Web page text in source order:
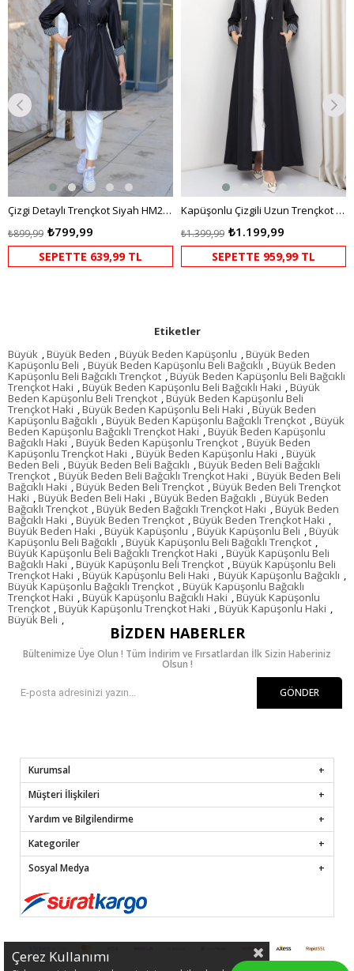
Çizgi Detaylı Trençkot Siyah HM2283
₺799,99
₺899,99
SEPETTE 639,99 TL
Kapüşonlu Çizgili Uzun Trençkot Siyah HM2332
₺1.199,99
₺1.399,99
SEPETTE 959,99 TL
Etiketler
Büyük
Büyük Beden Büyük Beden Kapüşonlu Büyük Beden
Kapüşonlu Beli Büyük Beden Kapüşonlu Beli Bağcıklı Büyük Beden
Kapüşonlu Beli Bağcıklı Trençkot ,Büyük Beden Kapüşonlu Beli Bağcıklı
Trençkot Haki Büyük Beden Kapüşonlu Beli Bağcıklı Haki Büyük
Beden Kapüşonlu Beli Trençkot , Büyük Beden Kapüşonlu Beli
Trençkot Haki Büyük Beden Kapüşonlu Beli Haki Büyük Beden
Kapüşonlu Bağcıklı Büyük Beden Kapüşonlu Bağcıklı Trençkot Büyük
Beden Kapüşonlu Bağcıklı Trençkot Haki Büyük Beden Kapüşonlu
Bağcıklı Haki Büyük Beden Kapüşonlu Trençkot Büyük Beden
Kapüşonlu Trençkot Haki Büyük Beden Kapüşonlu Haki Büyük
Beden Beli Büyük Beden Beli Bağcıklı Büyük Beden Beli Bağcıklı
Trençkot Büyük Beden Beli Bağcıklı Trençkot Haki Büyük Beden Beli
Bağcıklı Haki ,Büyük Beden Beli Trençkot , Büyük Beden Beli Trençkot
Haki Büyük Beden Beli Haki Büyük Beden Bağcıklı Büyük Beden
Bağcıklı Trençkot Büyük Beden Bağcıklı Trençkot Haki Büyük Beden
Bağcıklı Haki , Büyük Beden Trençkot Büyük Beden Trençkot Haki
Büyük Beden Haki Büyük Kapüşonlu Büyük Kapüşonlu Beli Büyük
Kapüşonlu Beli Bağcıklı Büyük Kapüşonlu Beli Bağcıklı Trençkot
Büyük Kapüşonlu Beli Bağcıklı Trençkot Haki Büyük Kapüşonlu Beli
Bağcıklı Haki Büyük Kapüşonlu Beli Trençkot Büyük Kapüşonlu Beli
Trençkot Haki Büyük Kapüşonlu Beli Haki Büyük Kapüşonlu Bağcıklı
Büyük Kapüşonlu Bağcıklı Trençkot Büyük Kapüşonlu Bağcıklı
Trençkot Haki Büyük Kapüşonlu Bağcıklı Haki Büyük Kapüşonlu
Trençkot Büyük Kapüşonlu Trençkot Haki Büyük Kapüşonlu Haki
Büyük Beli
BIZDEN HABERLER
Bültenimize Üye Olun ! Tüm İndirim ve Fırsatlardan İlk Sizin Haberiniz
Olsun !
GÖNDER
Kurumsal
Müşteri İlişkileri
Yardım ve Bilgilendirme
Kategoriler
Sosyal Medya
Çerez Kullanımı